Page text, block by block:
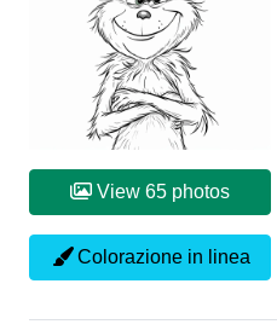
View 65 photos
Colorazione in linea